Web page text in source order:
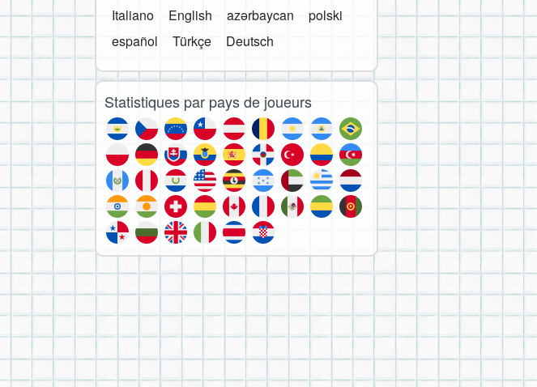
Italiano
English azərbaycan
polski
español
Türkçe Deutsch
Statistiques par pays de joueurs